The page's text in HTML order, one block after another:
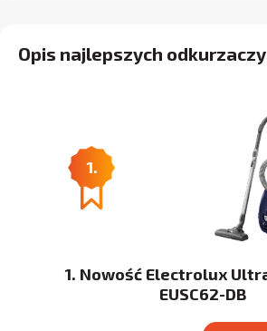
Opis najlepszych odkurzaczy
1.
1. Nowość Electrolux
EUSC62-DB